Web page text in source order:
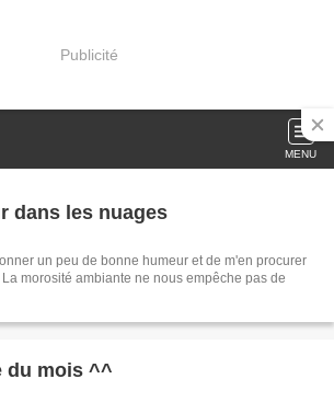
Publicité
MENU
dans les nuages
un peu de bonne humeur et de m'en procurer
morosité ambiante ne nous empêche pas de
du mois ^^